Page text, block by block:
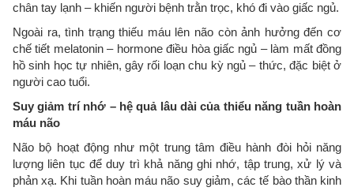
chân tay lạnh – khiến người bệnh trằn trọc, khó đi vào giấc ngủ.
Ngoài ra, tình trạng thiếu máu lên não còn ảnh hưởng đến cơ
chế tiết melatonin – hormone điều hòa giấc ngủ – làm mất đồng
hồ sinh học tự nhiên, gây rối loạn chu kỳ ngủ – thức, đặc biệt ở
người cao tuổi.
Suy giảm trí nhớ – hệ quả lâu dài của thiểu năng tuần hoàn
máu não
Não bộ hoạt động như một trung tâm điều hành đòi hỏi năng
lượng liên tục để duy trì khả năng ghi nhớ, tập trung, xử lý và
phản xạ. Khi tuần hoàn máu não suy giảm, các tế bào thần kinh